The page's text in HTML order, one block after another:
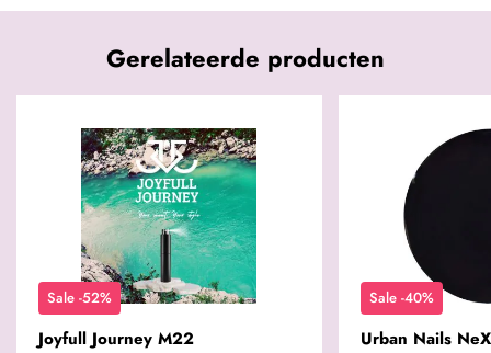
Gerelateerde producten
Sale -52%
Joyfull Journey M22
Sale -40%
Urban Nails